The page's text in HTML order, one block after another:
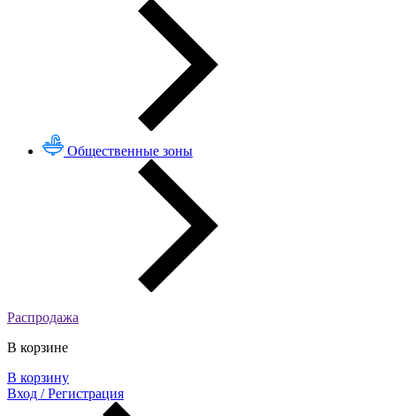
Общественные зоны
Распродажа
В корзине
В корзину
Вход / Регистрация